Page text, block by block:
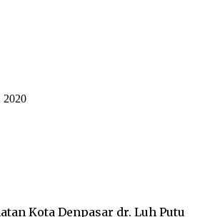
2020
Kota Denpasar dr. Luh Putu